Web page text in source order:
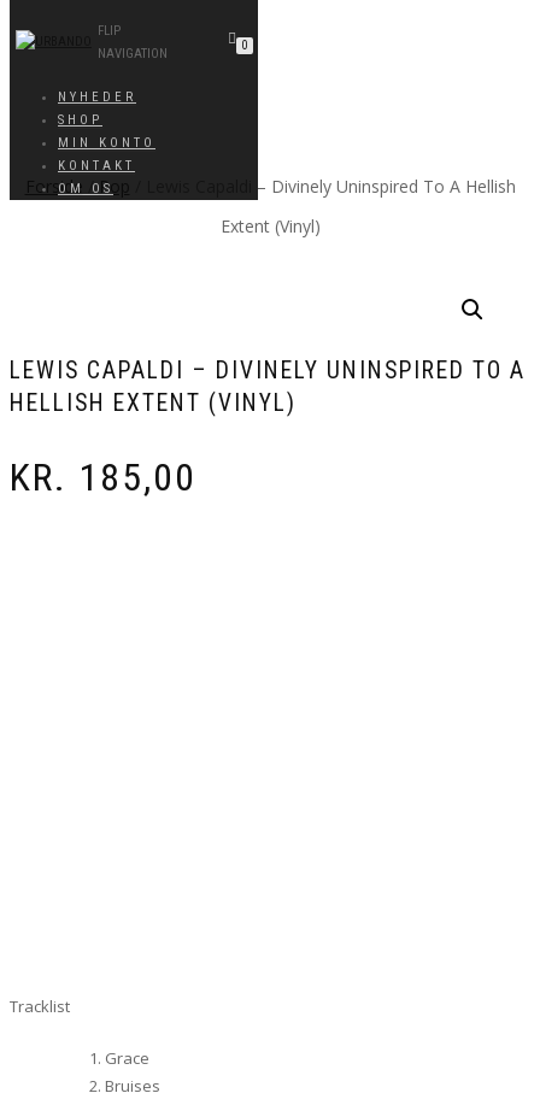
FLIP
NAVIGATION
NYHEDER
SHOP
MIN KONTO
KONTAKT
OM OS
0
Forside /Pop
/ Lewis Capaldi – Divinely Uninspired To A Hellish
Extent (Vinyl)
LEWIS CAPALDI – DIVINELY UNINSPIRED TO A
HELLISH EXTENT (VINYL)
KR. 185,00
Tracklist
Grace
Bruises